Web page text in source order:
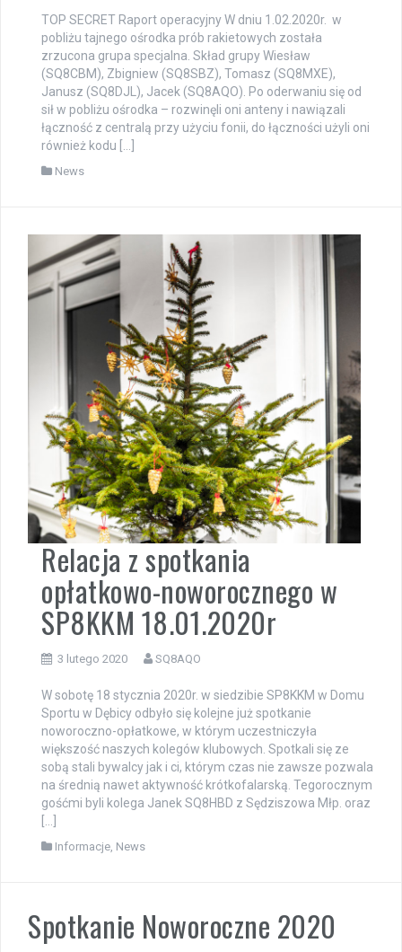
TOP SECRET Raport operacyjny W dniu 1.02.2020r. w
pobliżu tajnego ośrodka prób rakietowych została
zrzucona grupa specjalna. Skład grupy Wiesław
(SQ8CBM), Zbigniew (SQ8SBZ), Tomasz (SQ8MXE),
Janusz (SQ8DJL), Jacek (SQ8AQO). Po oderwaniu się od
sił w pobliżu ośrodka – rozwinęli oni anteny i nawiązali
łączność z centralą przy użyciu fonii, do łączności użyli oni
również kodu […]
News
Relacja z spotkania
opłatkowo-noworocznego w
SP8KKM 18.01.2020r
3 lutego 2020 SQ8AQO
W sobotę 18 stycznia 2020r. w siedzibie SP8KKM w Domu
Sportu w Dębicy odbyło się kolejne już spotkanie
noworoczno-opłatkowe, w którym uczestniczyła
większość naszych kolegów klubowych. Spotkali się ze
sobą stali bywalcy jak i ci, którym czas nie zawsze pozwala
na średnią nawet aktywność krótkofalarską. Tegorocznym
gośćmi byli kolega Janek SQ8HBD z Sędziszowa Młp. oraz
[…]
Informacje News
Spotkanie Noworoczne 2020